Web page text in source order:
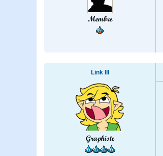
Membre
Link III
Graphiste